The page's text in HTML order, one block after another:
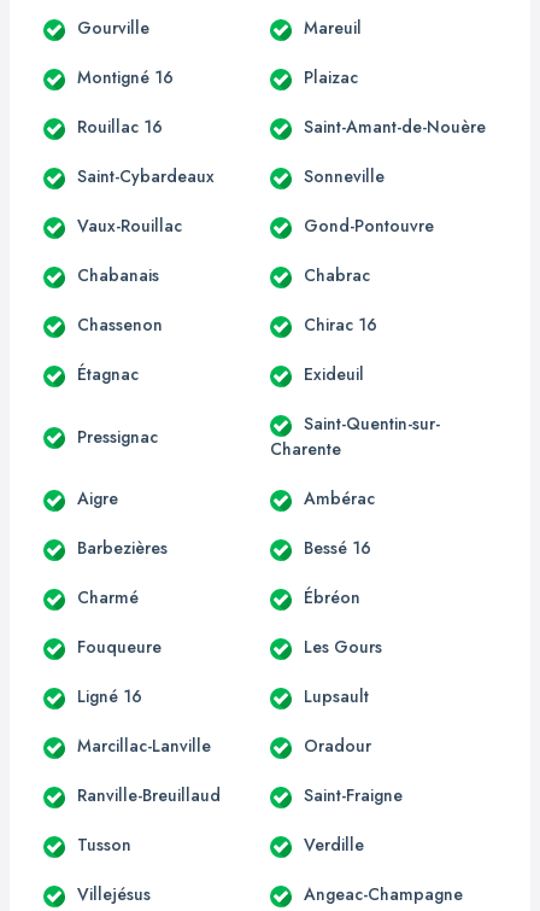
Gourville Mareuil
Montigné 16 Plaizac
Rouillac 16 Saint-Amant-de-Nouère
Saint-Cybardeaux Sonneville
Vaux-Rouillac Gond-Pontouvre
Chabanais Chabrac
Chassenon Chirac 16
Étagnac Exideuil
Pressignac
Saint-Quentin-sur-
Charente
Aigre Ambérac
Barbezières Bessé 16
Charmé Ébréon
Fouqueure Les Gours
Ligné 16 Lupsault
Marcillac-Lanville Oradour
Ranville-Breuillaud Saint-Fraigne
Tusson Verdille
Villejésus Angeac-Champagne